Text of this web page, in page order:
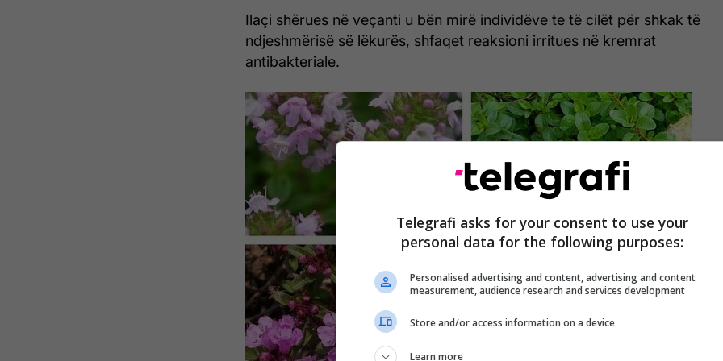
Ilaçi shërues në veçanti u bën mirë individëve te të cilët për shkak të
ndjeshmërisë së lëkurës, shfaqet reaksioni irritues në kremrat
antibakteriale.
Telegrafi asks for your consent to use your
personal data for the following purposes:
Personalised advertising and content, advertising and content
measurement, audience research and services development
Store and/or access information on a device
Learn more